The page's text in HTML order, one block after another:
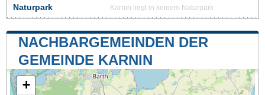
Naturpark Karnin liegt in keinem Naturpark
NACHBARGEMEINDEN DER
GEMEINDE KARNIN
+